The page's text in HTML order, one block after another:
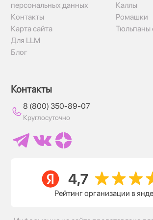
персональных данных
Контакты
Карта сайта
Для LLM
Блог
Каллы
Ромашки
Тюльпаны
Контакты
8 (800) 350-89-07
Круглосуточно
Рейтинг организации в